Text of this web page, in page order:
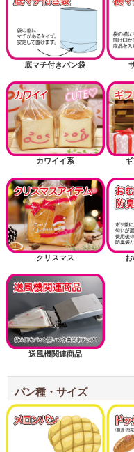
底マチ付きパン袋
カワイイ系
クリスマス
送風機関連商品
パン種・サイズ